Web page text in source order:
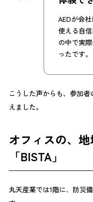
AEDが会
使える自
の中で実
ったです。
こうした声からも、参加
えました。
オフィスの、
「BISTA」
丸天産業では1階に、防災